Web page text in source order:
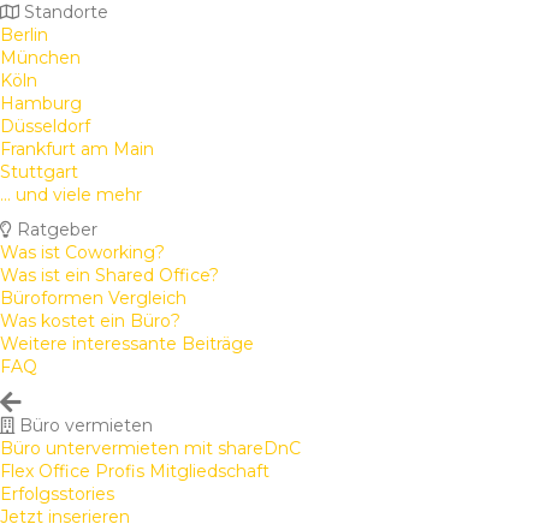
Standorte
Berlin
München
Köln
Hamburg
Düsseldorf
Frankfurt am Main
Stuttgart
... und viele mehr
Ratgeber
Was ist Coworking?
Was ist ein Shared Office?
Büroformen Vergleich
Was kostet ein Büro?
Weitere interessante Beiträge
FAQ
Büro vermieten
Büro untervermieten mit shareDnC
Flex Office Profis Mitgliedschaft
Erfolgsstories
Jetzt inserieren